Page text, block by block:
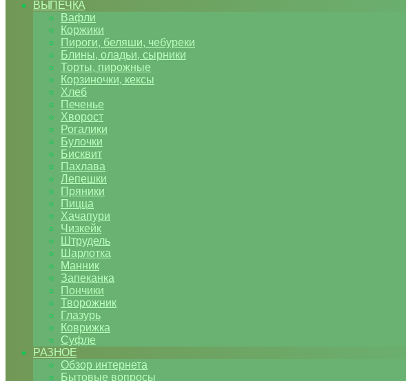
ВЫПЕЧКА
Вафли
Коржики
Пироги, беляши, чебуреки
Блины, оладьи, сырники
Торты, пирожные
Корзиночки, кексы
Хлеб
Печенье
Хворост
Рогалики
Булочки
Бисквит
Пахлава
Лепешки
Пряники
Пицца
Хачапури
Чизкейк
Штрудель
Шарлотка
Манник
Запеканка
Пончики
Творожник
Глазурь
Коврижка
Суфле
РАЗНОЕ
Обзор интернета
Бытовые вопросы